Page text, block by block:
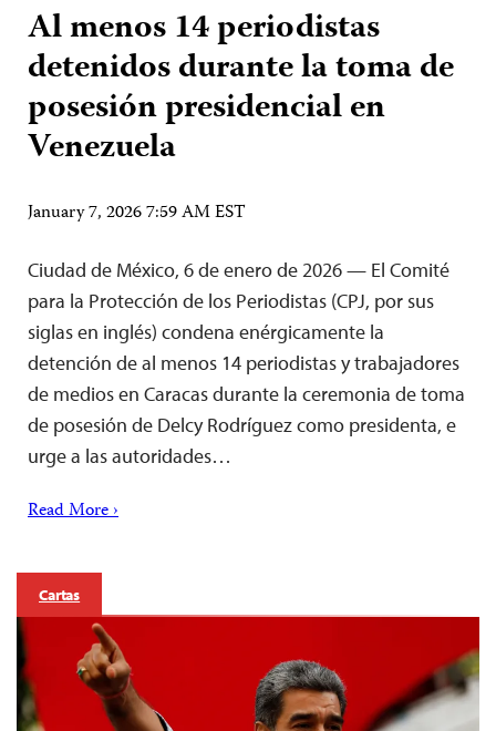
Al menos 14 periodistas
detenidos durante la toma de
posesión presidencial en
Venezuela
January 7, 2026 7:59 AM EST
Ciudad de México, 6 de enero de 2026 — El Comité
para la Protección de los Periodistas (CPJ, por sus
siglas en inglés) condena enérgicamente la
detención de al menos 14 periodistas y trabajadores
de medios en Caracas durante la ceremonia de toma
de posesión de Delcy Rodríguez como presidenta, e
urge a las autoridades…
Read More ›
Cartas